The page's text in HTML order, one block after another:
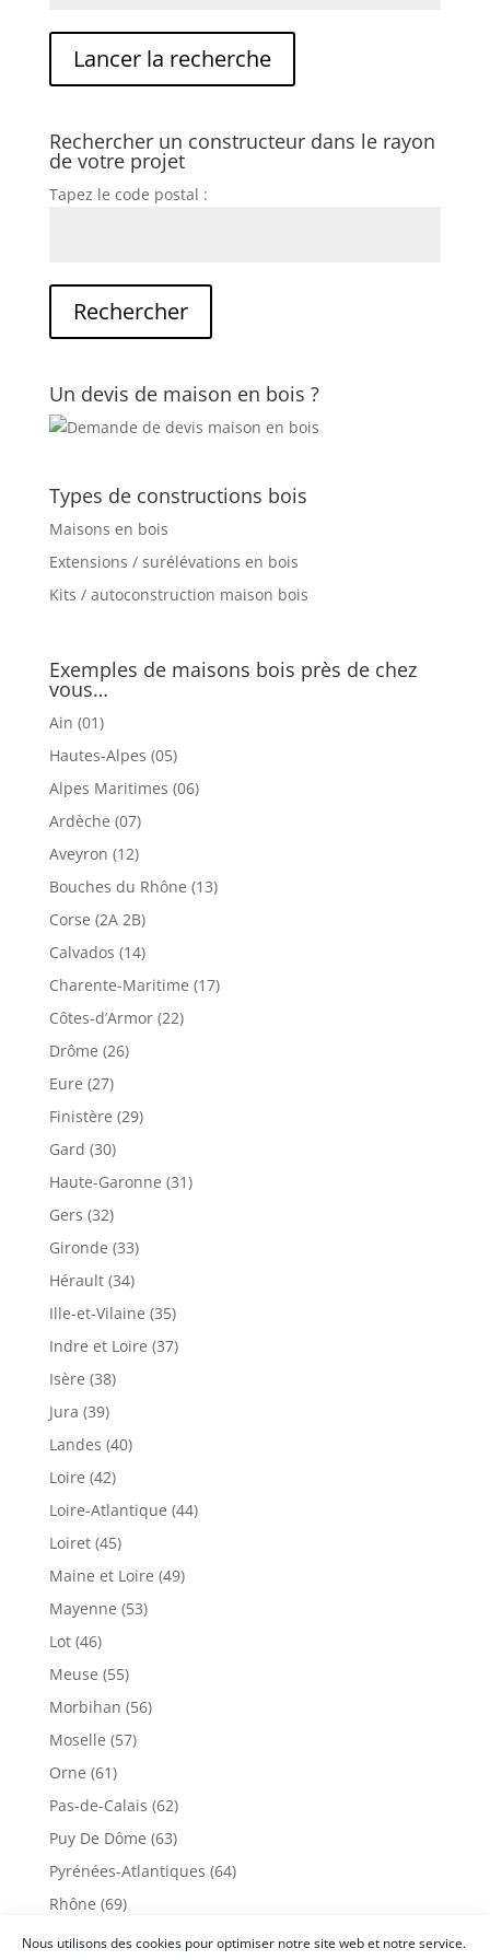
Nous utilisons des cookies pour optimiser notre site web et notre service.
Rechercher un constructeur dans le rayon
de votre projet
Tapez le code postal :
Un devis de maison en bois ?
Types de constructions bois
Maisons en bois
Extensions / surélévations en bois
Kits / autoconstruction maison bois
Exemples de maisons bois près de chez
vous…
Ain (01)
Hautes-Alpes (05)
Alpes Maritimes (06)
Ardèche (07)
Aveyron (12)
Bouches du Rhône (13)
Corse (2A 2B)
Calvados (14)
Charente-Maritime (17)
Côtes-d’Armor (22)
Drôme (26)
Eure (27)
Finistère (29)
Gard (30)
Haute-Garonne (31)
Gers (32)
Gironde (33)
Hérault (34)
Ille-et-Vilaine (35)
Indre et Loire (37)
Isère (38)
Jura (39)
Landes (40)
Loire (42)
Loire-Atlantique (44)
Loiret (45)
Maine et Loire (49)
Mayenne (53)
Lot (46)
Meuse (55)
Morbihan (56)
Moselle (57)
Orne (61)
Pas-de-Calais (62)
Puy De Dôme (63)
Pyrénées-Atlantiques (64)
Rhône (69)
Sarthe (72)